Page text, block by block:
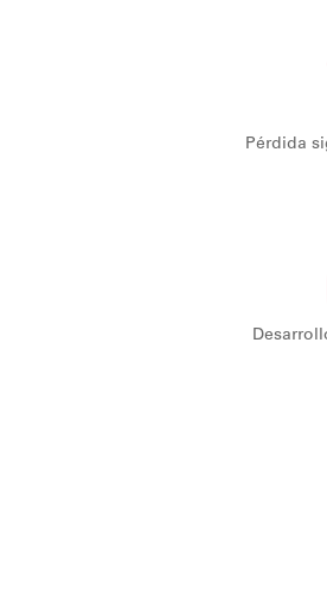
Pérdida